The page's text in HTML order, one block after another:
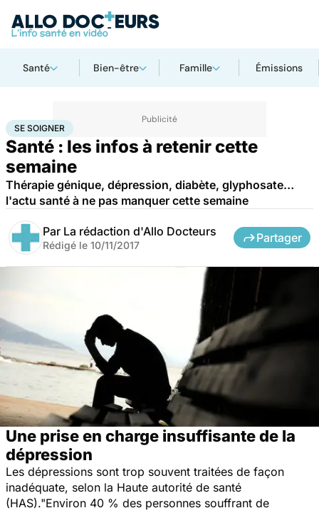
Santé Bien-être Famille Émissions
AccueilSanté Maladies
SE SOIGNER
Santé : les infos à retenir cette
semaine
Thérapie génique, dépression, diabète, glyphosate…
l'actu santé à ne pas manquer cette semaine
Par La rédaction d'Allo Docteurs
Rédigé le 10/11/2017
Partager
Une prise en charge insuffisante de la
dépression
Les dépressions sont trop souvent traitées de façon
inadéquate, selon la Haute autorité de santé
(HAS)."Environ 40 % des personnes souffrant de